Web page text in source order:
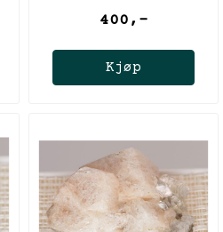
gruven, Canada
400,-
Kjøp